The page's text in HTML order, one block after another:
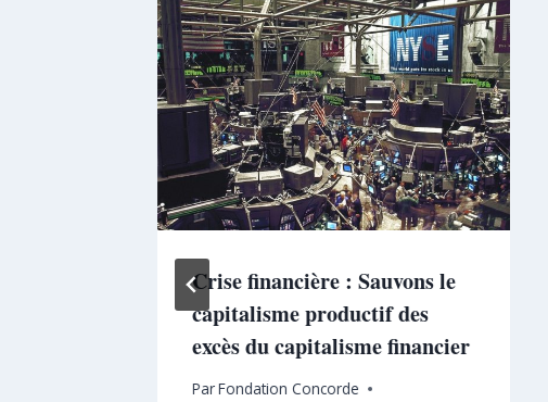
Crise financière : Sauvons le
capitalisme productif des
excès du capitalisme financier
ParFondation Concorde